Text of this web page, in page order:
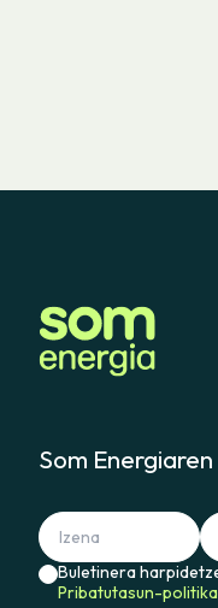
Som
Buletinera
Pribatutasun-politika